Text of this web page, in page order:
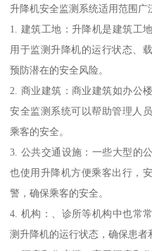
升降机安全监测系统适用范围广
1. 建筑工地：升降机是建筑工
用于监测升降机的运行状态、
预防潜在的安全风险。
2. 商业建筑：商业建筑如办公
安全监测系统可以帮助管理人
乘客的安全。
3. 公共交通设施：一些大型的
也使用升降机方便乘客出行，
警，确保乘客的安全。
4. 机构：、诊所等机构中也常
测升降机的运行状态，确保患者